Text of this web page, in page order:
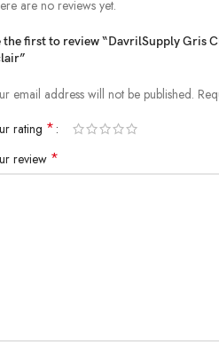
Worldwide shipping
are no reviews yet.
the first to review “DavrilSupply Gris
email address will not be published.
rating *
review *